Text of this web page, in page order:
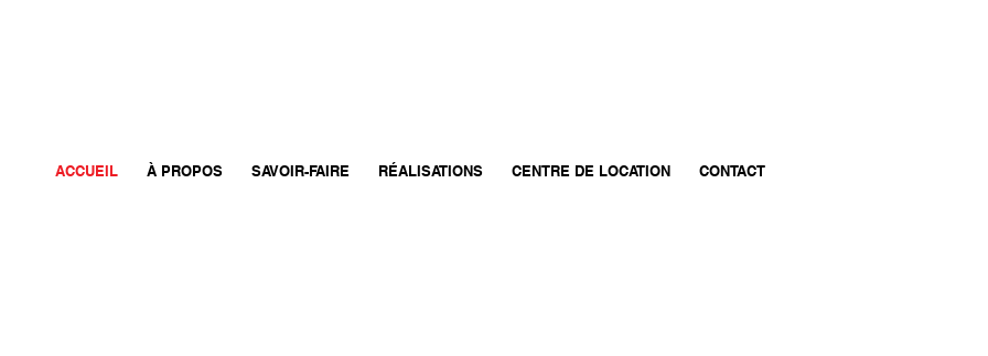
ACCUEIL À PROPOS SAVOIR-FAIRE RÉALISATIONS CENTRE DE LOCATION CONTACT